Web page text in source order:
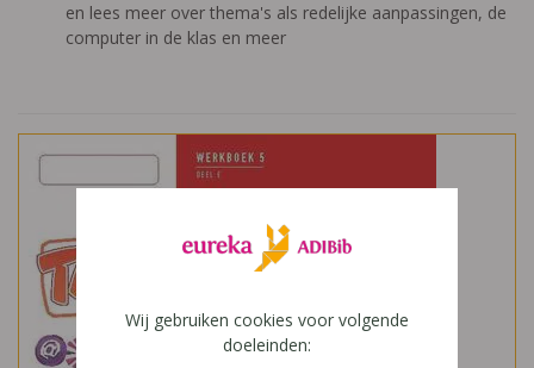
en lees meer over thema's als redelijke aanpassingen, de
computer in de klas en meer
Wij gebruiken cookies voor volgende
doeleinden: